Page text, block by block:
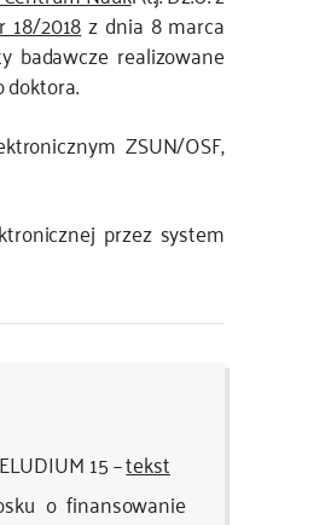
18/2018z dnia 8 marca
badawcze realizowane
ZSUN/OSF,
przez system
15 –tekst
o finansowanie